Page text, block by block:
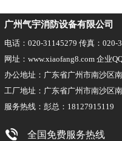
广州气宇消防设备有限公司
电话：020-31145279 传真：020-
网址：www.xiaofang8.com 企业
办公地址：广东省广州市南沙区
工厂地址：广东省广州市南沙区
服务热线：彭总：18127915119
全国免费服务热线